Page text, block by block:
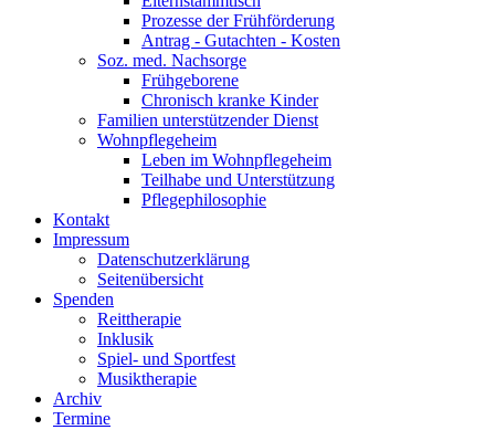
Prozesse der Frühförderung
Antrag - Gutachten - Kosten
Soz. med. Nachsorge
Frühgeborene
Chronisch kranke Kinder
Familien unterstützender Dienst
Wohnpflegeheim
Leben im Wohnpflegeheim
Teilhabe und Unterstützung
Pflegephilosophie
Kontakt
Impressum
Datenschutzerklärung
Seitenübersicht
Spenden
Reittherapie
Inklusik
Spiel- und Sportfest
Musiktherapie
Archiv
Termine